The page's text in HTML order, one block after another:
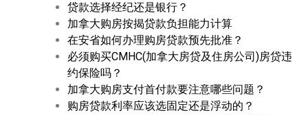
贷款选择经纪还是银行？
加拿大购房按揭贷款负担能力计算
在安省如何办理购房贷款预先批准？
必须购买CMHC(加拿大房贷及住房公司)房贷违
约保险吗？
加拿大购房支付首付款要注意哪些问题？
购房贷款利率应该选固定还是浮动的？